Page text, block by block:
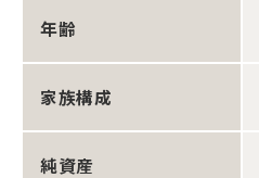
年齢
家族構成
純資産